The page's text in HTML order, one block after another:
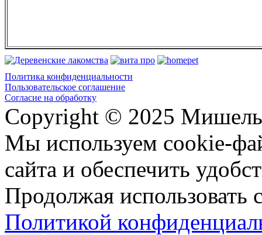
Политика конфиденциальности
Пользовательское соглашение
Согласие на обработку
Copyright © 2025
Мы используем cookie-
сайта и обеспечить
Продолжая использовать
Политикой